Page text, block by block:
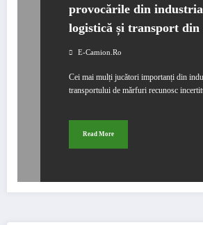
provocările din
logistică și transport din
Europa de Est
E-Camion.ro
Cei mai mulți jucători importanți din
transportului de mărfuri recunosc
Read More